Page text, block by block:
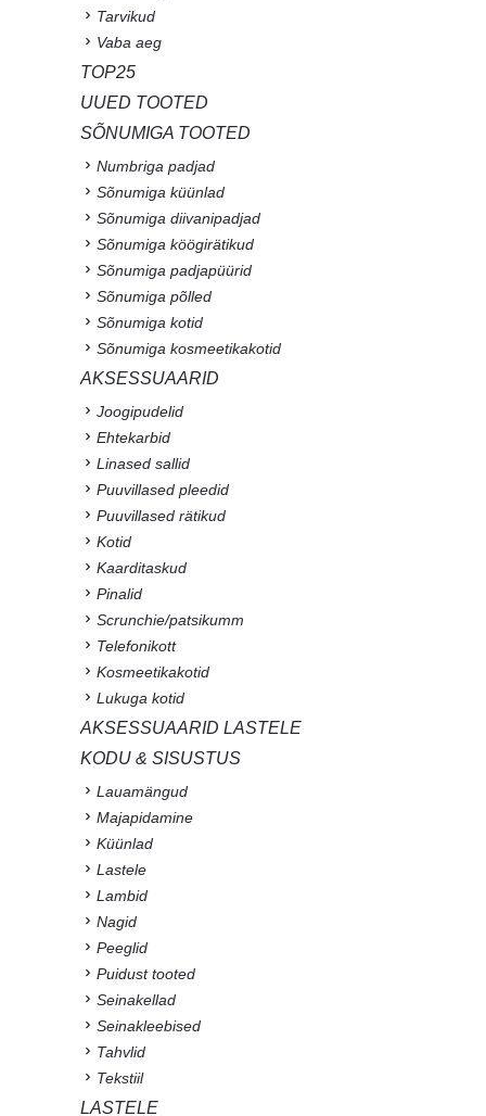
Tarvikud
Vaba aeg
TOP25
UUED TOOTED
SÕNUMIGA TOOTED
Numbriga padjad
Sõnumiga küünlad
Sõnumiga diivanipadjad
Sõnumiga köögirätikud
Sõnumiga padjapüürid
Sõnumiga põlled
Sõnumiga kotid
Sõnumiga kosmeetikakotid
AKSESSUAARID
Joogipudelid
Ehtekarbid
Linased sallid
Puuvillased pleedid
Puuvillased rätikud
Kotid
Kaarditaskud
Pinalid
Scrunchie/patsikumm
Telefonikott
Kosmeetikakotid
Lukuga kotid
AKSESSUAARID LASTELE
KODU & SISUSTUS
Lauamängud
Majapidamine
Küünlad
Lastele
Lambid
Nagid
Peeglid
Puidust tooted
Seinakellad
Seinakleebised
Tahvlid
Tekstiil
LASTELE